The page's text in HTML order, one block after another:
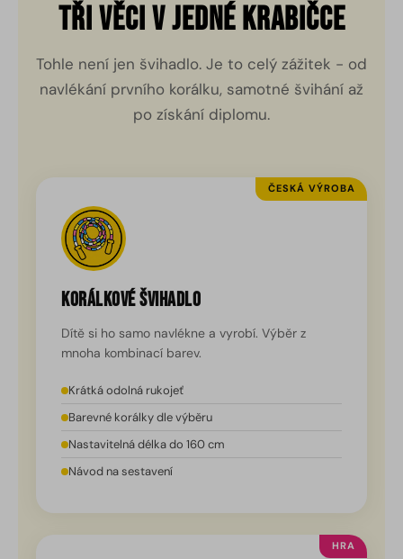
Tři věci v jedné krabičce
Tohle není jen švihadlo. Je to celý zážitek - od
navlékání prvního korálku, samotné švihání až
po získání diplomu.
ČESKÁ VÝROBA
Korálkové švihadlo
Dítě si ho samo navlékne a vyrobí. Výběr z
mnoha kombinací barev.
Krátká odolná rukojeť
Barevné korálky dle výběru
Nastavitelná délka do 160 cm
Návod na sestavení
HRA